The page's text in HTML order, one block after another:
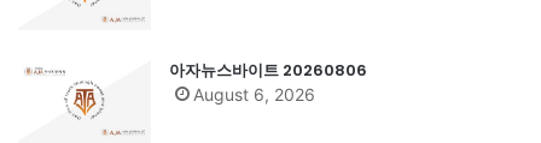
아자뉴스바이트 20260806
August 6, 2026